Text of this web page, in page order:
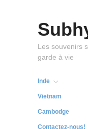
Les souvenirs
garde à vie
Inde
Vietnam
Cambodge
Contactez-nous!